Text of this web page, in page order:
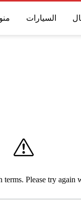
السيارات
Please try again